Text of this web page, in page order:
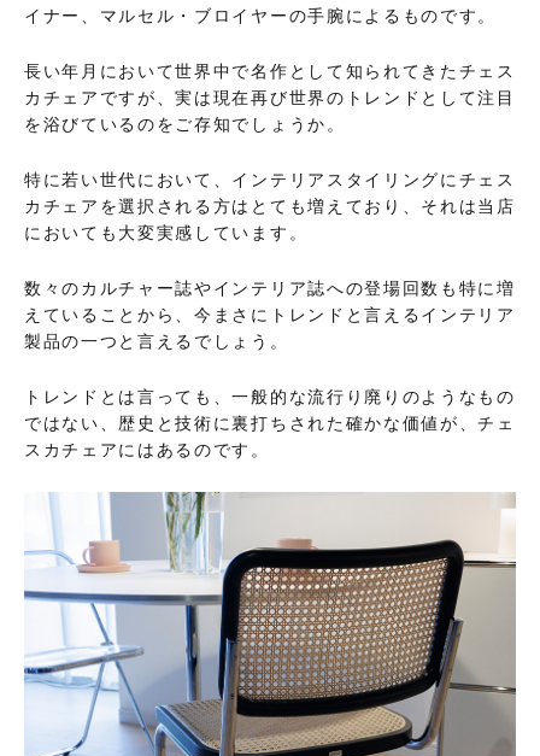
イナー、マルセル・ブロイヤーの手腕によるものです。
長い年月において世界中で名作として知られてきたチェス
カチェアですが、実は現在再び世界のトレンドとして注目
を浴びているのをご存知でしょうか。
特に若い世代において、インテリアスタイリングにチェス
カチェアを選択される方はとても増えており、それは当店
においても大変実感しています。
数々のカルチャー誌やインテリア誌への登場回数も特に増
えていることから、今まさにトレンドと言えるインテリア
製品の一つと言えるでしょう。
トレンドとは言っても、一般的な流行り廃りのようなもの
ではない、歴史と技術に裏打ちされた確かな価値が、チェ
スカチェアにはあるのです。